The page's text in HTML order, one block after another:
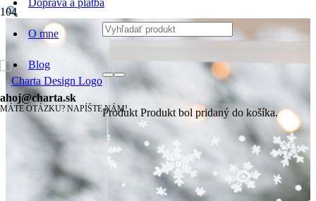
Doprava a platba
O mne
Blog
Produkt Produkt bol pridaný do košíka.
ahoj@charta.sk
MÁTE OTÁZKU? NAPÍŠTE NÁM!